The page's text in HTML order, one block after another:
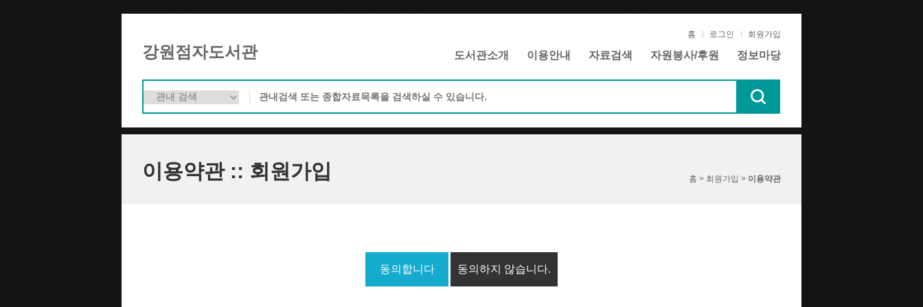
강원점자도서관
홈 로그인 회원가입
도서관소개 이용안내 자료검색 자원봉사/후원 정보마당
이용약관 :: 회원가입 홈 > 회원가입 > 이용약관